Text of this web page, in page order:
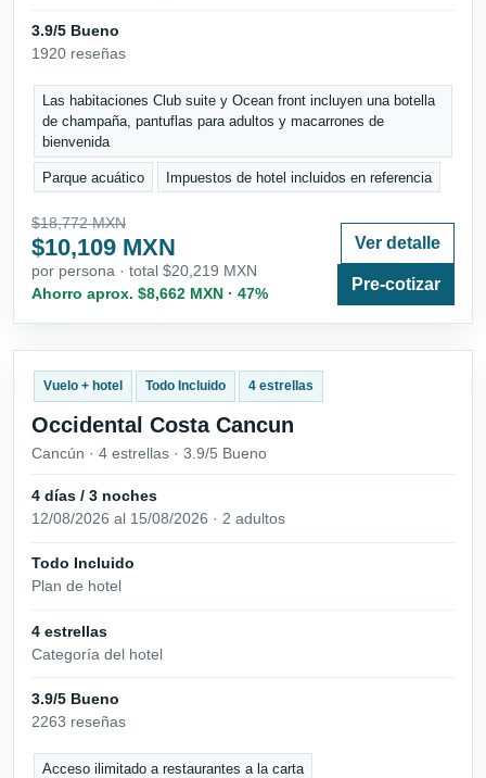
3.9/5 Bueno
1920 reseñas
Las habitaciones Club suite y Ocean front incluyen una botella
de champaña, pantuflas para adultos y macarrones de
bienvenida
Parque acuático Impuestos de hotel incluidos en referencia
$18,772 MXN
$10,109 MXN
por persona · total $20,219 MXN
Ahorro aprox. $8,662 MXN · 47%
Ver detalle
Pre-cotizar
Vuelo + hotel Todo Incluido 4 estrellas
Occidental Costa Cancun
Cancún · 4 estrellas · 3.9/5 Bueno
4 días / 3 noches
12/08/2026 al 15/08/2026 · 2 adultos
Todo Incluido
Plan de hotel
4 estrellas
Categoría del hotel
3.9/5 Bueno
2263 reseñas
Acceso ilimitado a restaurantes a la carta